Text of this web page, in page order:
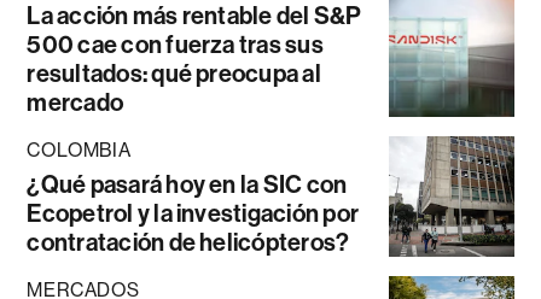
La acción más rentable del S&P
500 cae con fuerza tras sus
resultados: qué preocupa al
mercado
COLOMBIA
¿Qué pasará hoy en la SIC con
Ecopetrol y la investigación por
contratación de helicópteros?
MERCADOS